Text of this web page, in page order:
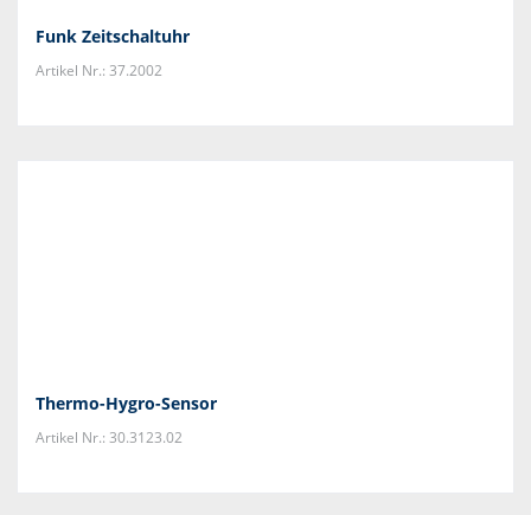
Funk Zeitschaltuhr
Artikel Nr.: 37.2002
Thermo-Hygro-Sensor
Artikel Nr.: 30.3123.02